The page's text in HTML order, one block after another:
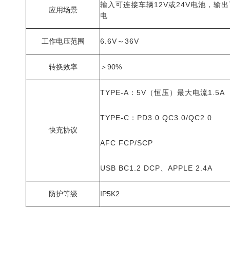
应用场景
输入可连接车辆12V或24V电池，输
电
工作电压范围 6.6V～36V
转换效率 ＞90%
快充协议
TYPE-A：5V（恒压）最大电流1.5A
TYPE-C：PD3.0 QC3.0/QC2.0
AFC FCP/SCP
USB BC1.2 DCP、APPLE 2.4A
防护等级 IP5K2